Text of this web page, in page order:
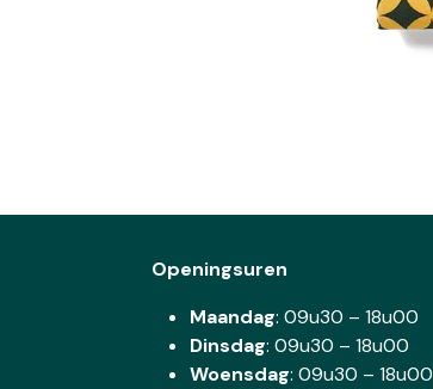
Openingsuren
Maandag: 09u30 – 18u00
Dinsdag: 09u30 – 18u00
Woensdag: 09u30 – 18u00